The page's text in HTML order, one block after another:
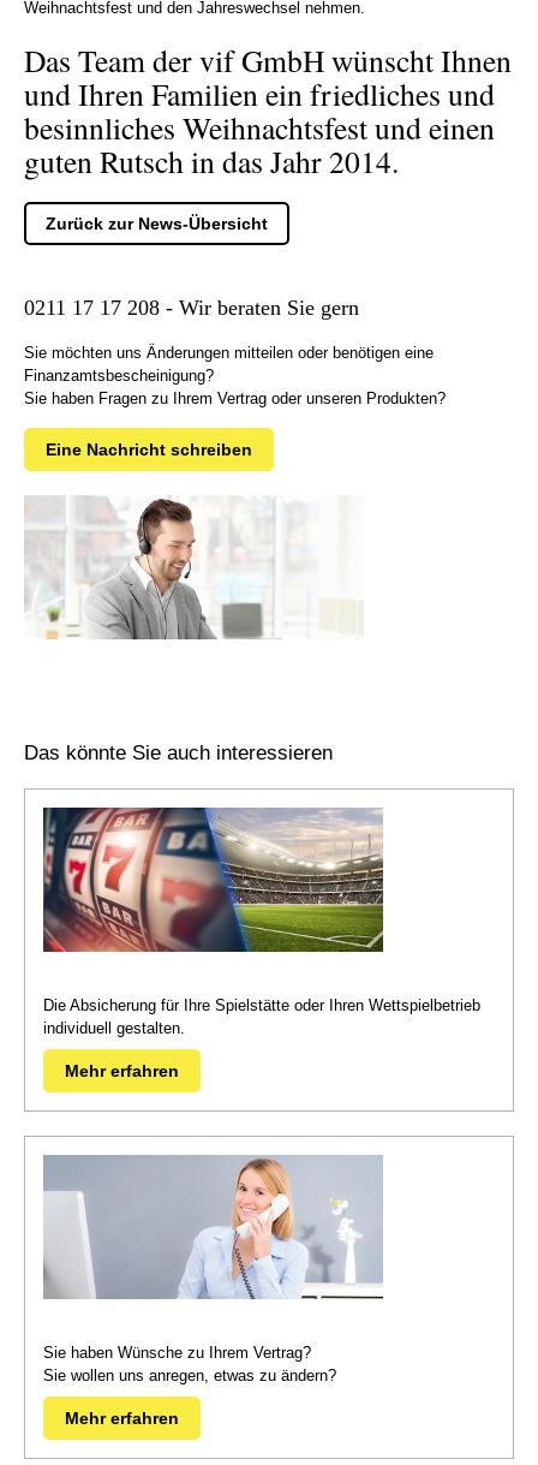
Weihnachtsfest und den Jahreswechsel nehmen.
Das Team der vif GmbH wünscht Ihnen
und Ihren Familien ein friedliches und
besinnliches Weihnachtsfest und einen
guten Rutsch in das Jahr 2014.
Zurück zur News-Übersicht
0211 17 17 208 - Wir beraten Sie gern
Sie möchten uns Änderungen mitteilen oder benötigen eine
Finanzamtsbescheinigung?
Sie haben Fragen zu Ihrem Vertrag oder unseren Produkten?
Eine Nachricht schreiben
Das könnte Sie auch interessieren
Die Absicherung für Ihre Spielstätte oder Ihren Wettspielbetrieb
individuell gestalten.
Mehr erfahren
Sie haben Wünsche zu Ihrem Vertrag?
Sie wollen uns anregen, etwas zu ändern?
Mehr erfahren